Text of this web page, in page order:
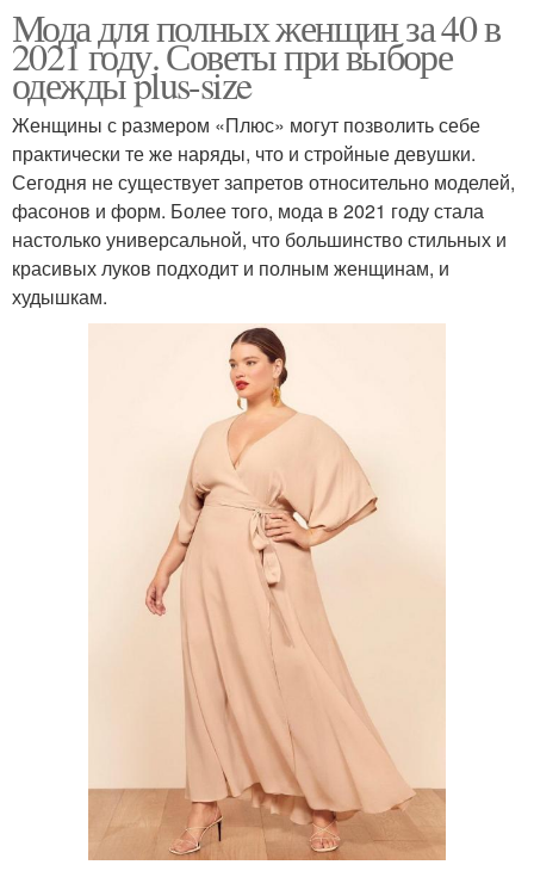
Мода для полных женщин за 40 в
2021 году. Советы при выборе
одежды plus-size
Женщины с размером «Плюс» могут позволить себе
практически те же наряды, что и стройные девушки.
Сегодня не существует запретов относительно моделей,
фасонов и форм. Более того, мода в 2021 году стала
настолько универсальной, что большинство стильных и
красивых луков подходит и полным женщинам, и
худышкам.